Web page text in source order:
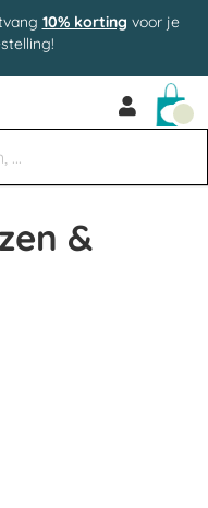
10% korting voor je
&